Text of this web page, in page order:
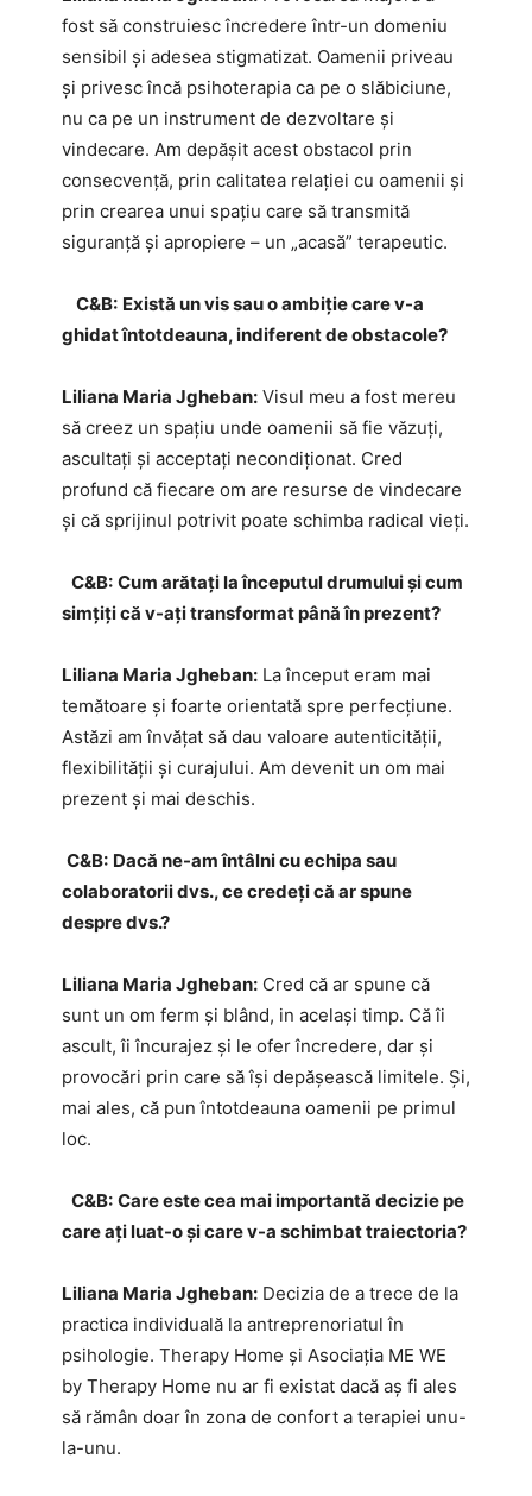
fost să construiesc încredere într-un domeniu
sensibil și adesea stigmatizat. Oamenii priveau
şi privesc încă psihoterapia ca pe o slăbiciune,
nu ca pe un instrument de dezvoltare și
vindecare. Am depășit acest obstacol prin
consecvență, prin calitatea relației cu oamenii și
prin crearea unui spațiu care să transmită
siguranță și apropiere – un „acasă” terapeutic.
C&B: Există un vis sau o ambiție care v-a
ghidat întotdeauna, indiferent de obstacole?
Liliana Maria Jgheban: Visul meu a fost mereu
să creez un spațiu unde oamenii să fie văzuți,
ascultați și acceptați necondiționat. Cred
profund că fiecare om are resurse de vindecare
și că sprijinul potrivit poate schimba radical vieți.
C&B: Cum arătați la începutul drumului și cum
simțiți că v-ați transformat până în prezent?
Liliana Maria Jgheban: La început eram mai
temătoare și foarte orientată spre perfecțiune.
Astăzi am învățat să dau valoare autenticității,
flexibilității și curajului. Am devenit un om mai
prezent și mai deschis.
C&B: Dacă ne-am întâlni cu echipa sau
colaboratorii dvs., ce credeți că ar spune
despre dvs.?
Liliana Maria Jgheban: Cred că ar spune că
sunt un om ferm şi blând, in acelaşi timp. Că îi
ascult, îi încurajez și le ofer încredere, dar și
provocări prin care să își depășească limitele. Și,
mai ales, că pun întotdeauna oamenii pe primul
loc.
C&B: Care este cea mai importantă decizie pe
care ați luat-o și care v-a schimbat traiectoria?
Liliana Maria Jgheban: Decizia de a trece de la
practica individuală la antreprenoriatul în
psihologie. Therapy Home și Asociația ME WE
by Therapy Home nu ar fi existat dacă aș fi ales
să rămân doar în zona de confort a terapiei unu-
la-unu.